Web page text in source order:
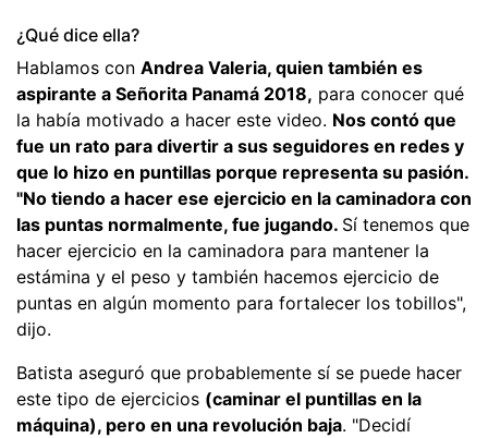
¿Qué dice ella?
Hablamos con Andrea Valeria, quien también es
aspirante a Señorita Panamá 2018, para conocer qué
la había motivado a hacer este video. Nos contó que
fue un rato para divertir a sus seguidores en redes y
que lo hizo en puntillas porque representa su pasión.
"No tiendo a hacer ese ejercicio en la caminadora con
las puntas normalmente, fue jugando. Sí tenemos que
hacer ejercicio en la caminadora para mantener la
estámina y el peso y también hacemos ejercicio de
puntas en algún momento para fortalecer los tobillos",
dijo.
Batista aseguró que probablemente sí se puede hacer
este tipo de ejercicios (caminar el puntillas en la
máquina), pero en una revolución baja. "Decidí